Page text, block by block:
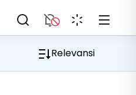
Relevansi